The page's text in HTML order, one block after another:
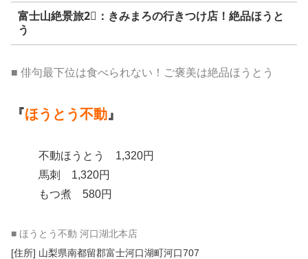
富士山絶景旅2⃣：きみまろの行きつけ店！絶品ほうと
う
■ 俳句最下位は食べられない！ご褒美は絶品ほうとう
『ほうとう不動』
不動ほうとう 1,320円
馬刺 1,320円
もつ煮 580円
■ ほうとう不動 河口湖北本店
[住所] 山梨県南都留郡富士河口湖町河口707